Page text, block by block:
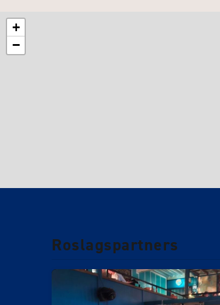
+
−
Roslagspartners